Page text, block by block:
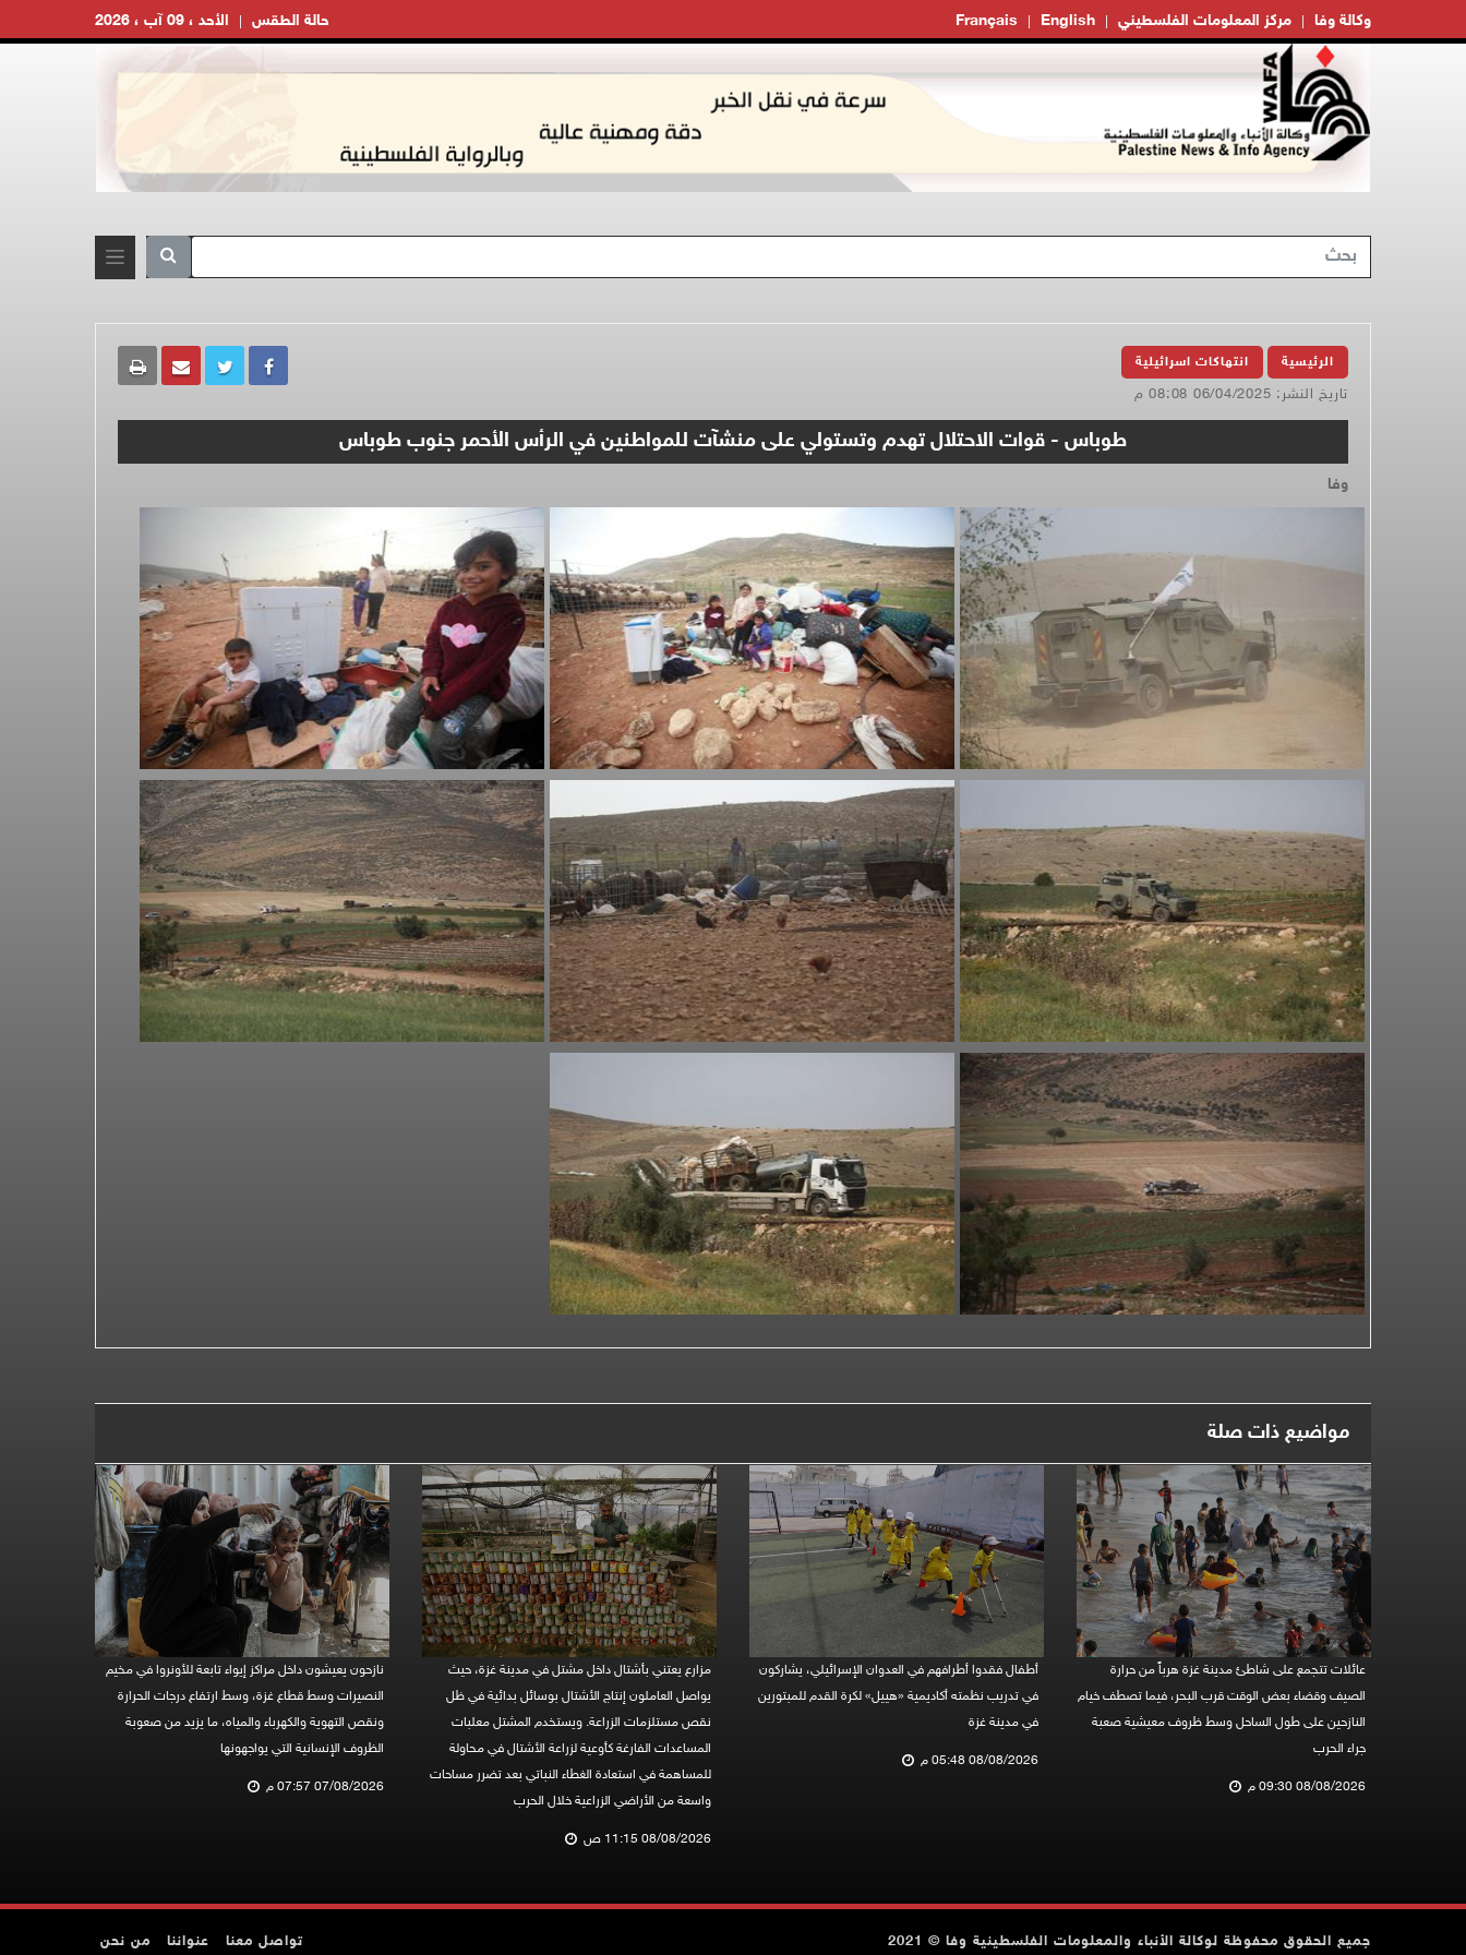
Français English مركز المعلومات الفلسطيني وكالة وفا الأحد ، 09 آب ، 2026 حالة الطقس
الرئيسية انتهاكات اسرائيلية
تاريخ النشر: 06/04/2025 08:08 م
طوباس - قوات الاحتلال تهدم وتستولي على منشآت للمواطنين في الرأس الأحمر جنوب طوباس
وفا
مواضيع ذات صلة
عائلات تتجمع على شاطئ مدينة غزة هرباً من حرارة
الصيف وقضاء بعض الوقت قرب البحر، فيما تصطف خيام
النازحين على طول الساحل وسط ظروف معيشية صعبة
جراء الحرب
08/08/2026 09:30 م
أطفال فقدوا أطرافهم في العدوان الإسرائيلي، يشاركون
في تدريب نظمته أكاديمية «هييل» لكرة القدم للمبتورين
في مدينة غزة
08/08/2026 05:48 م
مزارع يعتني بأشتال داخل مشتل في مدينة غزة، حيث
يواصل العاملون إنتاج الأشتال بوسائل بدائية في ظل
نقص مستلزمات الزراعة. ويستخدم المشتل معلبات
المساعدات الفارغة كأوعية لزراعة الأشتال في محاولة
للمساهمة في استعادة الغطاء النباتي بعد تضرر مساحات
واسعة من الأراضي الزراعية خلال الحرب
08/08/2026 11:15 ص
نازحون يعيشون داخل مراكز إيواء تابعة للأونروا في مخيم
النصيرات وسط قطاع غزة، وسط ارتفاع درجات الحرارة
ونقص التهوية والكهرباء والمياه، ما يزيد من صعوبة
الظروف الإنسانية التي يواجهونها
07/08/2026 07:57 م
جميع الحقوق محفوظة لوكالة الأنباء والمعلومات الفلسطينية وفا © 2021 تواصل معنا عنواننا من نحن